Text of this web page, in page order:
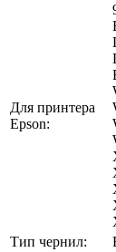
Для принтера
Epson:
Тип чернил: